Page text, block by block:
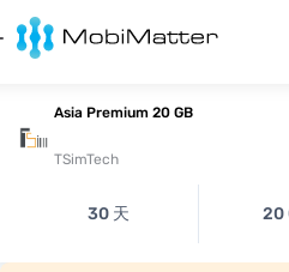
Asia Premium 20 GB
TSimTech
30 天 20